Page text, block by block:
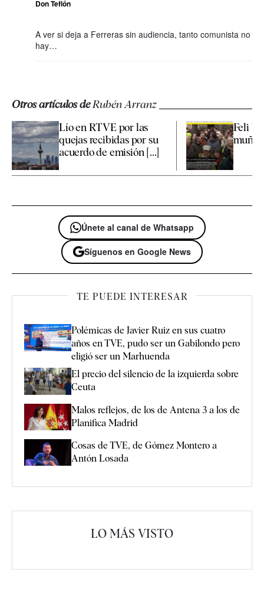
Don Teflón
A ver si deja a Ferreras sin audiencia, tanto comunista no
hay…
Otros artículos deRubén Arranz
Lío en RTVE por las
quejas recibidas por su
acuerdo de emisión [...]
Feli
Únete al canal de Whatsapp
Síguenos en Google News
TE PUEDE INTERESAR
Polémicas de Javier Ruiz en sus cuatro
años en TVE, pudo ser un Gabilondo pero
eligió ser un Marhuenda
El precio del silencio de la izquierda sobre
Ceuta
Malos reflejos, de los de Antena 3 a los de
Planifica Madrid
Cosas de TVE, de Gómez Montero a
Antón Losada
LO MÁS VISTO